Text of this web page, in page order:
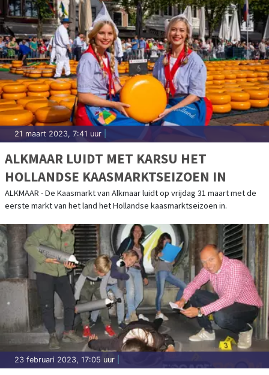
21 maart 2023, 7:41 uur
ALKMAAR LUIDT MET KARSU HET
HOLLANDSE KAASMARKTSEIZOEN IN
ALKMAAR - De Kaasmarkt van Alkmaar luidt op vrijdag 31 maart met de
eerste markt van het land het Hollandse kaasmarktseizoen in.
23 februari 2023, 17:05 uur